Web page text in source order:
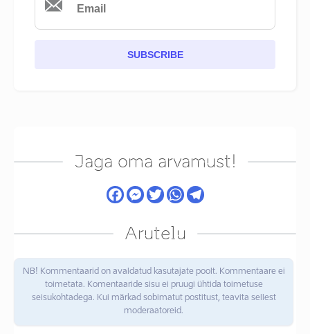
SUBSCRIBE
Jaga oma arvamust!
Arutelu
NB! Kommentaarid on avaldatud kasutajate poolt. Kommentaare ei
toimetata. Komentaaride sisu ei pruugi ühtida toimetuse
seisukohtadega. Kui märkad sobimatut postitust, teavita sellest
moderaatoreid.